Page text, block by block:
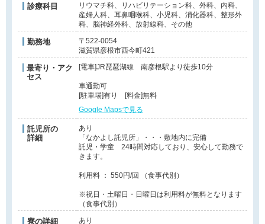
診療科目
リウマチ科、リハビリテーション科、外科、内科、
産婦人科、耳鼻咽喉科、小児科、消化器科、整形外
科、脳神経外科、放射線科、その他
勤務地
〒522-0054
滋賀県彦根市西今町421
最寄り・アク
セス
[電車]JR琵琶湖線 南彦根駅より徒歩10分
車通勤可
[駐車場]有り [料金]無料
Google Mapsで見る
託児所の
詳細
あり
「なかよし託児所」・・・敷地内に完備
託児・学童 24時間対応しており、安心して勤務で
きます。
利用料 ： 550円/回 （食事代別）
※祝日・土曜日・日曜日は利用料が無料となります
（食事代別）
寮の詳細
あり